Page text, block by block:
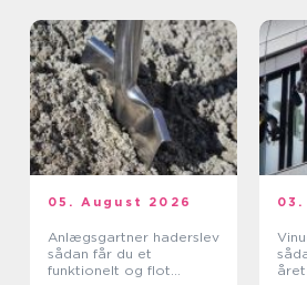
05. August 2026
Anlægsgartner haderslev
sådan får du et
funktionelt og flot